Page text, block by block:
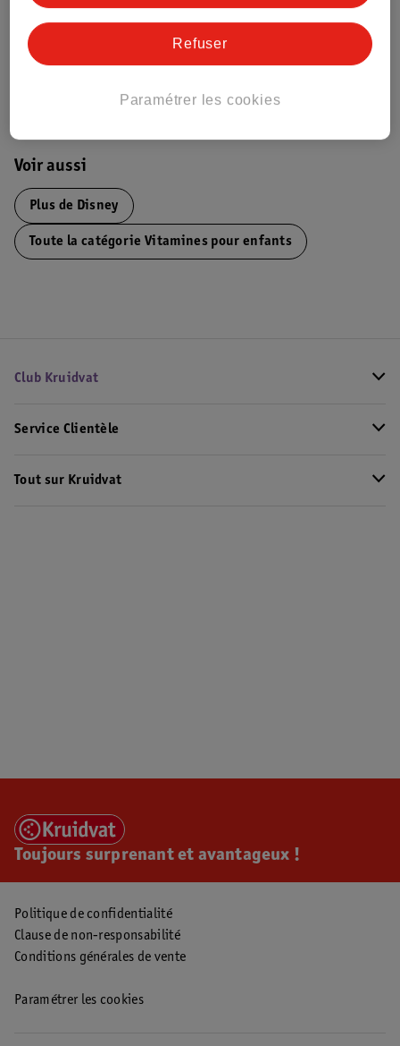
Impact Score".
Plus d’informations
Informations sur la commande et la livraison
Voir aussi
Plus de Disney
Toute la catégorie Vitamines pour enfants
Club Kruidvat
Service Clientèle
Tout sur Kruidvat
Toujours surprenant et avantageux !
Politique de confidentialité
Clause de non-responsabilité
Conditions générales de vente
Paramétrer les cookies
Paramétrer les cookies
Refuser